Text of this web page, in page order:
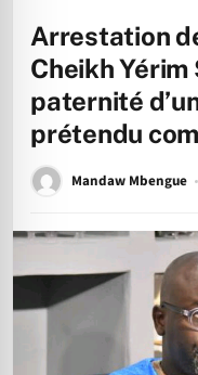
Arrestation
Cheikh
paternité
prétendu
Mandaw Mbengue